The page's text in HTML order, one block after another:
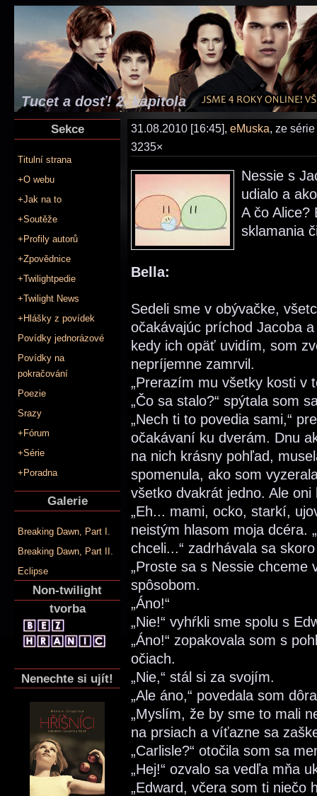
Tucet a dosť! 2. kapitola
Sekce
Titulní strana
+O webu
+Jak na to
+Soutěže
+Profily autorů
+Zpovědnice
+Twilightpedie
+Twilight News
+Hlášky z povídek
Povídky jednorázové
Povídky na
pokračování
Poezie
Srazy
+Fórum
+Série
+Poradna
Galerie
Breaking Dawn, Part I.
Breaking Dawn, Part II.
Eclipse
Non-twilight
tvorba
Nenechte si ujít!
31.08.2010 [16:45], eMuska, ze série
3235×
Nessie s
udialo a
A čo Alice?
sklamania
Bella:
Sedeli sme v obývačke,
očakávajúc príchod Jacoba
kedy ich opäť uvidím, som
nepríjemne zamrvil.
„Prerazím mu všetky kosti v
„Čo sa stalo?“ spýtala som
„Nech ti to povedia sami,“
očakávaní ku dverám. Dnu
na nich krásny pohľad,
spomenula, ako som
všetko dvakrát jedno. Ale oni
„Eh... mami, ocko, starkí,
neistým hlasom moja dcéra.
chceli...“ zadrhávala sa
„Proste sa s Nessie chceme
spôsobom.
„Áno!“
„Nie!“ vyhŕkli sme spolu s
„Áno!“ zopakovala som s
očiach.
„Nie,“ stál si za svojím.
„Ale áno,“ povedala som
„Myslím, že by sme to mali
na prsiach a víťazne sa
„Carlisle?“ otočila som sa
„Hej!“ ozvalo sa vedľa mňa
„Edward, včera som ti niečo